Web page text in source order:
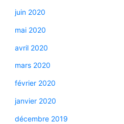
juin 2020
mai 2020
avril 2020
mars 2020
février 2020
janvier 2020
décembre 2019